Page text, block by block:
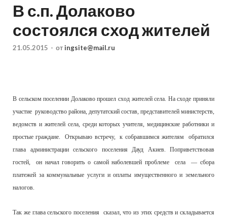
В с.п. Долаково
состоялся сход жителей
21.05.2015 - от ingsite@mail.ru
В сельском поселении Долаково прошел сход жителей села. На сходе приняли
участие руководство района, депутатский состав, представителей министерств,
ведомств и жителей села, среди которых учителя, медицинские работники и
простые граждане. Открываю встречу, к собравшимся жителям обратился
глава администрации сельского поселения Дауд Акиев. Поприветствовав
гостей, он начал говорить о самой наболевшей проблеме села — сбора
платежей за коммунальные услуги и оплаты имущественного и земельного
налогов.
Так же глава сельского поселения сказал, что из этих средств и складывается